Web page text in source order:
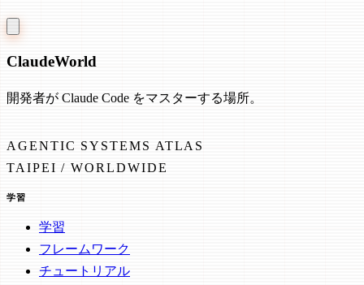
ClaudeWorld
開発者が Claude Code をマスターする場所。
AGENTIC SYSTEMS ATLAS
TAIPEI / WORLDWIDE
学習
学習
フレームワーク
チュートリアル